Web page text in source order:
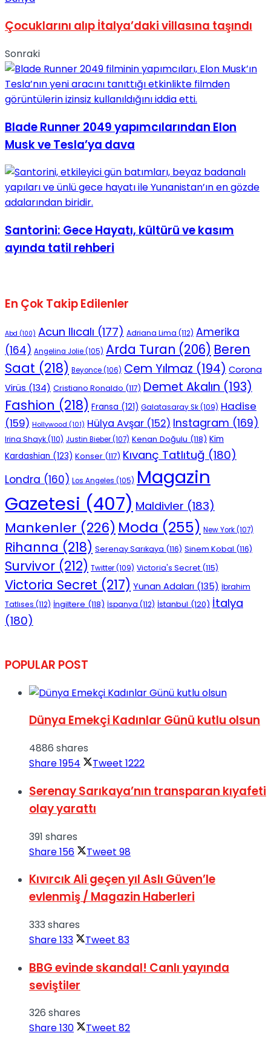
Çocuklarını alıp İtalya’daki villasına taşındı
Sonraki
Blade Runner 2049 yapımcılarından Elon
Musk ve Tesla’ya dava
Santorini: Gece Hayatı, kültürü ve kasım
ayında tatil rehberi
En Çok Takip Edilenler
Abd (100) Acun Ilıcalı (177) Adriana Lima (112) Amerika
(164) Angelina Jolie(105) Arda Turan (206) Beren
Saat (218) Beyonce(106) Cem Yılmaz (194) Corona
Virüs (134) Cristiano Ronaldo (117) Demet Akalın (193)
Fashion (218) Fransa (121) Galatasaray Sk(109) Hadise
(159) Hollywood (101) Hülya Avşar (152) Instagram (169)
Irina Shayk(110) Justin Bieber(107) Kenan Doğulu (118) Kim
Kardashian (123) Konser (117) Kıvanç Tatlıtuğ (180)
Londra (160) Los Angeles (105) Magazin
Gazetesi (407) Maldivler (183)
Mankenler (226) Moda (255) New York(107)
Rihanna (218) Serenay Sarıkaya (116) Sinem Kobal (116)
Survivor (212) Twitter(109) Victoria's Secret (115)
Victoria Secret (217) Yunan Adaları (135) İbrahim
Tatlıses (112) İngiltere (118) İspanya (112) İstanbul (120) İtalya
(180)
POPULAR POST
Dünya Emekçi Kadınlar Günü kutlu olsun
4886 shares
Share1954 Tweet 1222
Serenay Sarıkaya’nın transparan kıyafeti
olay yarattı
391 shares
Share156 Tweet 98
Kıvırcık Ali geçen yıl Aslı Güven’le
evlenmiş / Magazin Haberleri
333 shares
Share133 Tweet 83
BBG evinde skandal! Canlı yayında
seviştiler
326 shares
Share130 Tweet 82